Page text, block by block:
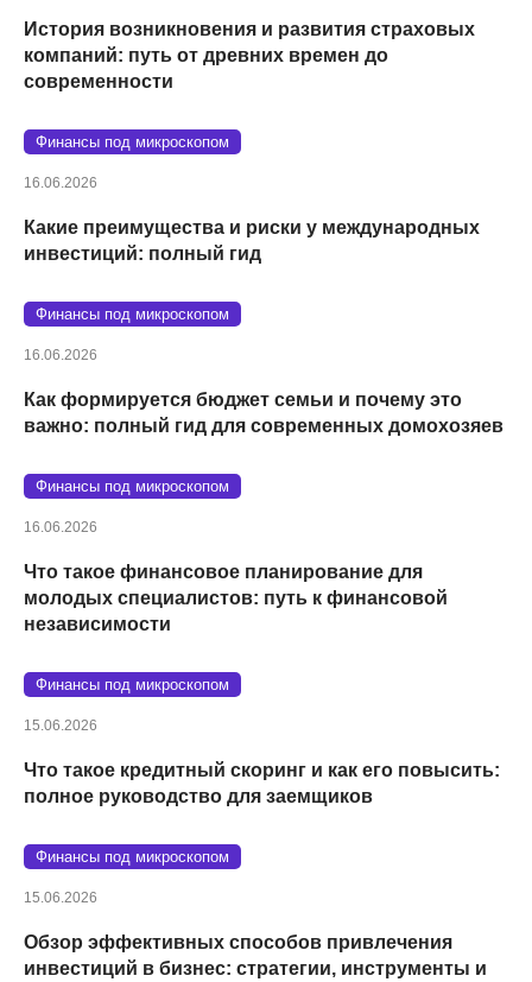
История возникновения и развития страховых
компаний: путь от древних времен до
современности
Финансы под микроскопом
16.06.2026
Какие преимущества и риски у международных
инвестиций: полный гид
Финансы под микроскопом
16.06.2026
Как формируется бюджет семьи и почему это
важно: полный гид для современных домохозяев
Финансы под микроскопом
16.06.2026
Что такое финансовое планирование для
молодых специалистов: путь к финансовой
независимости
Финансы под микроскопом
15.06.2026
Что такое кредитный скоринг и как его повысить:
полное руководство для заемщиков
Финансы под микроскопом
15.06.2026
Обзор эффективных способов привлечения
инвестиций в бизнес: стратегии, инструменты и